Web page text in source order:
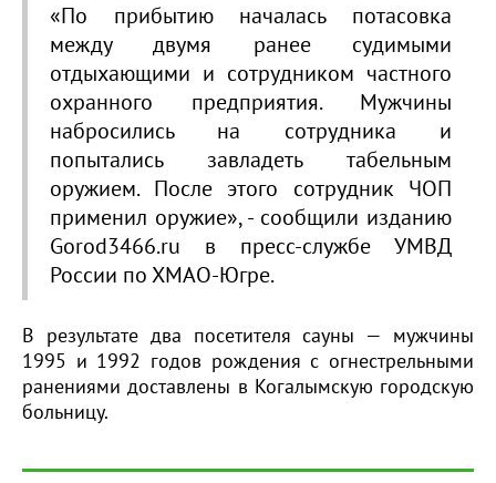
«По прибытию началась потасовка
между двумя ранее судимыми
отдыхающими и сотрудником частного
охранного предприятия. Мужчины
набросились на сотрудника и
попытались завладеть табельным
оружием. После этого сотрудник ЧОП
применил оружие», - сообщили изданию
Gorod3466.ru в пресс-службе УМВД
России по ХМАО-Югре.
В результате два посетителя сауны — мужчины
1995 и 1992 годов рождения с огнестрельными
ранениями доставлены в Когалымскую городскую
больницу.